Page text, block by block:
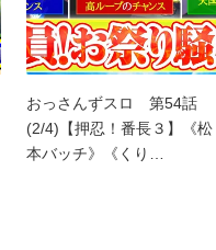
おっさんずスロ 第54話
(2/4)【押忍！番長３】《松
本バッチ》《くり…